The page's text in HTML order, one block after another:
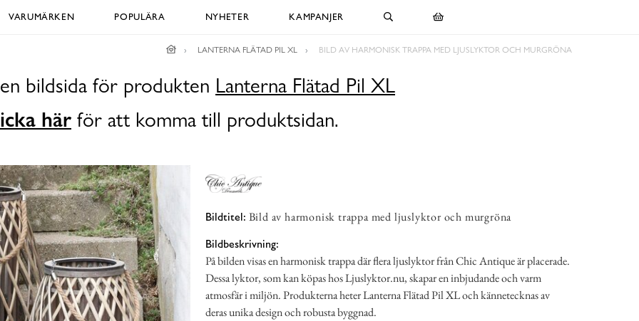
VARUMÄRKEN POPULÄRA NYHETER KAMPANJER
LANTERNA FLÄTAD PIL XL BILD AV HARMONISK TRAPPA MED LJUSLYKTOR OCH MURGRÖNA
bildsida för produkten Lanterna Flätad Pil XL
här för att komma till produktsidan.
Bildtitel: Bild av harmonisk trappa med ljuslyktor och murgröna
Bildbeskrivning:
På bilden visas en harmonisk trappa där flera ljuslyktor från Chic Antique är placerade.
Dessa lyktor, som kan köpas hos Ljuslyktor.nu, skapar en inbjudande och varm
atmosfär i miljön. Produkterna heter Lanterna Flätad Pil XL och kännetecknas av
deras unika design och robusta byggnad.